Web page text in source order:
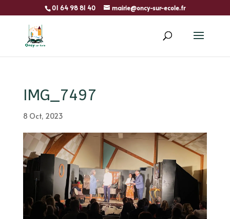
01 64 98 81 40 mairie@oncy-sur-ecole.fr
IMG_7497
8 Oct, 2023